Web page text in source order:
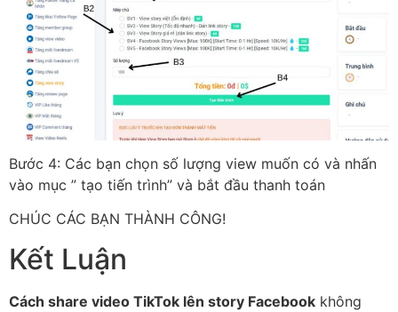
Bước 4: Các bạn chọn số lượng view muốn có và nhấn
vào mục ” tạo tiến trình” và bắt đầu thanh toán
CHÚC CÁC BẠN THÀNH CÔNG!
Kết Luận
Cách share video TikTok lên story Facebook không